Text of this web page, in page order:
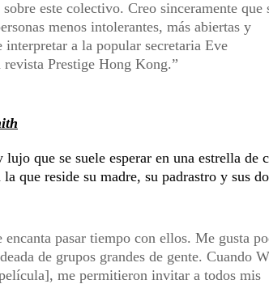
este colectivo. Creo sinceramente que
menos intolerantes, más abiertas y
interpretar a la popular secretaria Eve
Prestige Hong Kong.
que se suele esperar en una estrella de
que reside su madre, su padrastro y sus
pasar tiempo con ellos. Me gusta
de grupos grandes de gente. Cuando
me permitieron invitar a todos mis